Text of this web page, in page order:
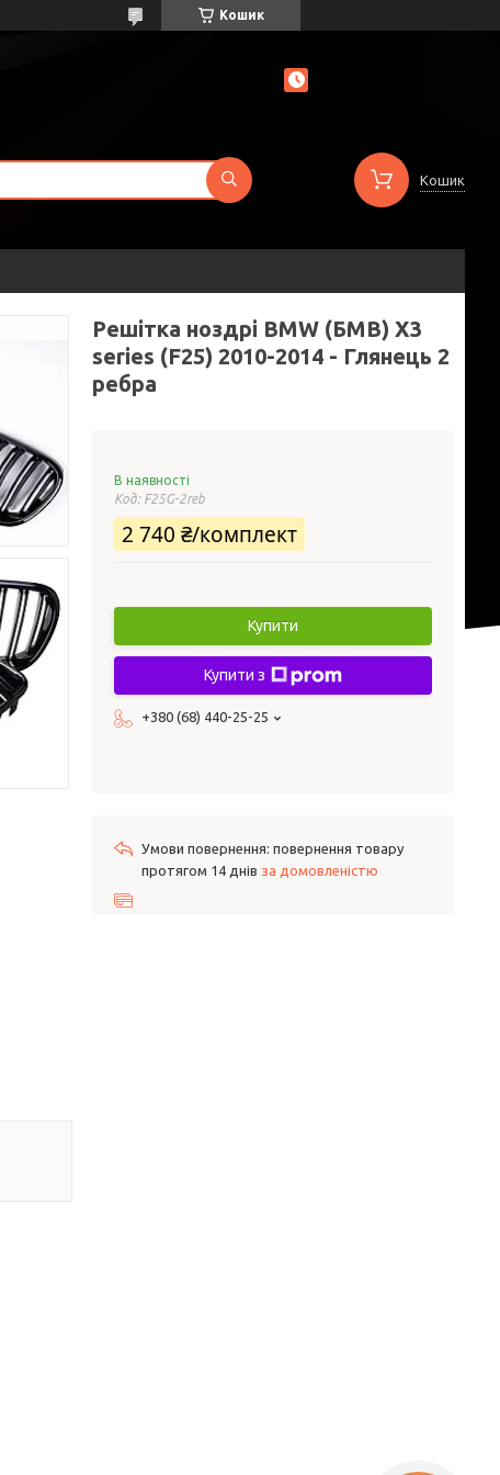
Кошик
Кошик
Решітка ноздрі BMW (БМВ) X3
series (F25) 2010-2014 - Глянець 2
ребра
В наявності
Код: F25G-2reb
2 740 ₴/комплект
Купити
Купити з
+380 (68) 440-25-25
повернення товару
протягом 14 днів за домовленістю